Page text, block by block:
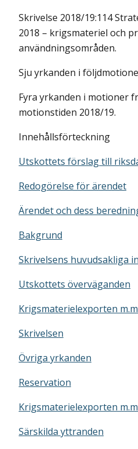
Skrivelse 2018/19:114
2018 – krigsmateriel och
användningsområden.
Sju yrkanden i
Fyra yrkanden i motioner
motionstiden 2018/19.
Innehållsförteckning
Utskottets förslag till
Redogörelse för ärendet
Ärendet och dess
Bakgrund
Skrivelsens huvudsakliga
Utskottets överväganden
Krigsmaterielexporten
Skrivelsen
Övriga yrkanden
Reservation
Krigsmaterielexporten
Särskilda yttranden